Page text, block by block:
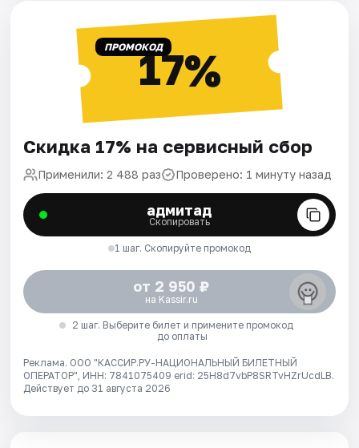
ПРОМОКОД17%
Скидка 17% на сервисный сбор
Применили: 2 488 раз Проверено: 1 минуту назад
адмитад
Скопировать
1 шаг. Скопируйте промокод
от 2 950 ₽
на Kassir.ru
2 шаг. Выберите билет и примените промокод
до оплаты
Реклама. ООО "КАССИР.РУ-НАЦИОНАЛЬНЫЙ БИЛЕТНЫЙ
ОПЕРАТОР", ИНН: 7841075409 erid: 25H8d7vbP8SRTvHZrUcdLB.
Действует до 31 августа 2026